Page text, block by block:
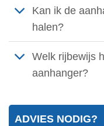
Kan ik de
halen?
Welk rijbewijs
aanhanger?
ADVIES NODIG?